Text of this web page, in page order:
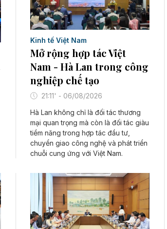
Kinh tế Việt Nam
Mở rộng hợp tác Việt
Nam - Hà Lan trong công
nghiệp chế tạo
21:11' - 06/08/2026
Hà Lan không chỉ là đối tác thương
mại quan trọng mà còn là đối tác giàu
tiềm năng trong hợp tác đầu tư,
chuyển giao công nghệ và phát triển
chuỗi cung ứng với Việt Nam.